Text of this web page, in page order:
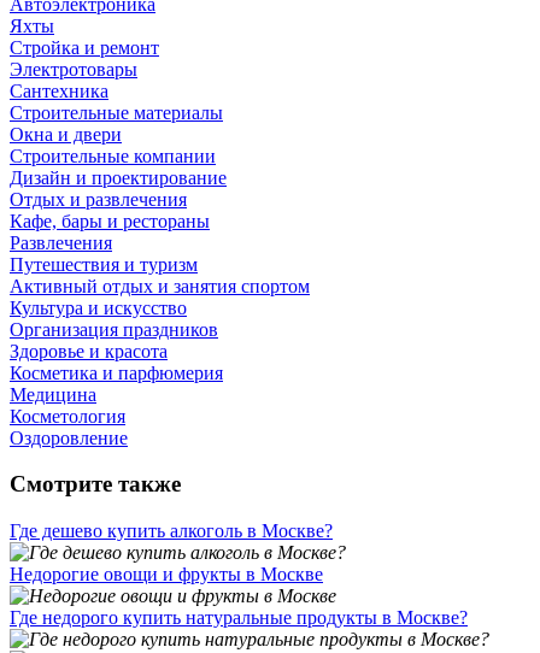
Яхты
Стройка и ремонт
Электротовары
Сантехника
Строительные материалы
Окна и двери
Строительные компании
Дизайн и проектирование
Отдых и развлечения
Кафе, бары и рестораны
Развлечения
Путешествия и туризм
Активный отдых и занятия спортом
Культура и искусство
Организация праздников
Здоровье и красота
Косметика и парфюмерия
Медицина
Косметология
Оздоровление
Смотрите также
Где дешево купить алкоголь в Москве?
Недорогие овощи и фрукты в Москве
Где недорого купить натуральные продукты в Москве?